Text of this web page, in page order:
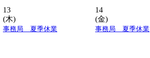
13
(木)
事務局 夏季休業
14
(金)
事務局 夏季休業